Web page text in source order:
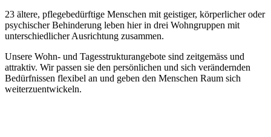
23 ältere, pflegebedürftige Menschen mit geistiger, körperlicher oder
psychischer Behinderung leben hier in drei Wohngruppen mit
unterschiedlicher Ausrichtung zusammen.
Unsere Wohn- und Tagesstrukturangebote sind zeitgemäss und
attraktiv. Wir passen sie den persönlichen und sich verändernden
Bedürfnissen flexibel an und geben den Menschen Raum sich
weiterzuentwickeln.